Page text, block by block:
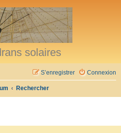
solaires
Connexion
S’enregistrer
Rechercher